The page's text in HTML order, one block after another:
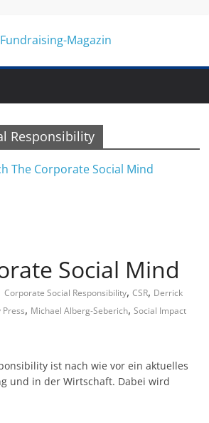
Responsibility
Social Mind
Corporate Social Responsibility,CSR, Derrick
Press, Michael Alberg-Seberich,Social Impact
ist nach wie vor ein aktuelles
und in der Wirtschaft. Dabei wird